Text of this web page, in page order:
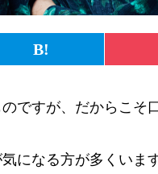
ですが、だからこそ
になる方が多くいます